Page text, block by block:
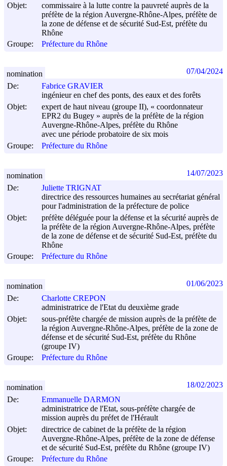
Objet:
commissaire à la lutte contre la pauvreté auprès de la
préfète de la région Auvergne-Rhône-Alpes, préfète de
la zone de défense et de sécurité Sud-Est, préfète du
Rhône
Groupe:
Préfecture du Rhône
De:
Fabrice GRAVIER
ingénieur en chef des ponts, des eaux et des forêts
Objet:
expert de haut niveau (groupe II), « coordonnateur
EPR2 du Bugey » auprès de la préfète de la région
Auvergne-Rhône-Alpes, préfète du Rhône
avec une période probatoire de six mois
Groupe:
Préfecture du Rhône
nomination 07/04/2024
De:
Juliette TRIGNAT
directrice des ressources humaines au secrétariat général
pour l'administration de la préfecture de police
Objet:
préfète déléguée pour la défense et la sécurité auprès de
la préfète de la région Auvergne-Rhône-Alpes, préfète
de la zone de défense et de sécurité Sud-Est, préfète du
Rhône
Groupe:
Préfecture du Rhône
nomination 14/07/2023
De:
Charlotte CREPON
administratrice de l'Etat du deuxième grade
Objet:
sous-préfète chargée de mission auprès de la préfète de
la région Auvergne-Rhône-Alpes, préfète de la zone de
défense et de sécurité Sud-Est, préfète du Rhône
(groupe IV)
Groupe:
Préfecture du Rhône
nomination 01/06/2023
De:
Emmanuelle DARMON
administratrice de l'Etat, sous-préfète chargée de
mission auprès du préfet de l'Hérault
Objet:
directrice de cabinet de la préfète de la région
Auvergne-Rhône-Alpes, préfète de la zone de défense
et de sécurité Sud-Est, préfète du Rhône (groupe IV)
Groupe:
Préfecture du Rhône
nomination 18/02/2023